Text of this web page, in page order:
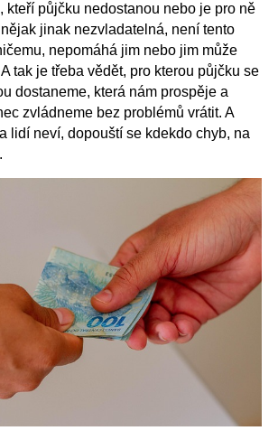
kteří půjčku nedostanou nebo je pro ně
jinak nezvladatelná, není tento
nepomáhá jim nebo jim může
A tak je třeba vědět, pro kterou půjčku se
dostaneme, která nám prospěje a
zvládneme bez problémů vrátit. A
lidí neví, dopouští se kdekdo chyb, na